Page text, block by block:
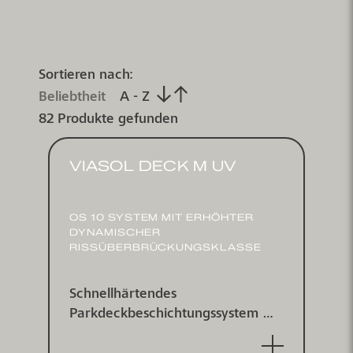
82 Produkte gefunden
Sortieren nach:
Beliebtheit
A - Z
VIASOL DECK M UV
OS 10 SYSTEM MIT ERHÖHTER
DYNAMISCHER
RISSÜBERBRÜCKUNGSKLASSE
Schnellhärtendes
Parkdeckbeschichtungs­system mit